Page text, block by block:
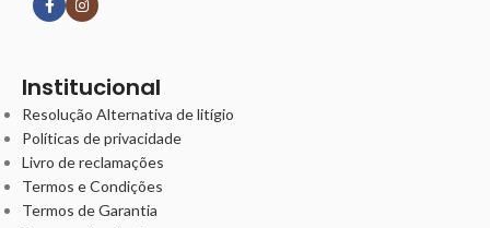
Institucional
Resolução Alternativa de litígio
Políticas de privacidade
Livro de reclamações
Termos e Condições
Termos de Garantia